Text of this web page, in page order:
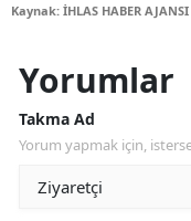
Kaynak: İHLAS HABER AJANSI
Yorumlar
Takma Ad
Yorum yapmak için,